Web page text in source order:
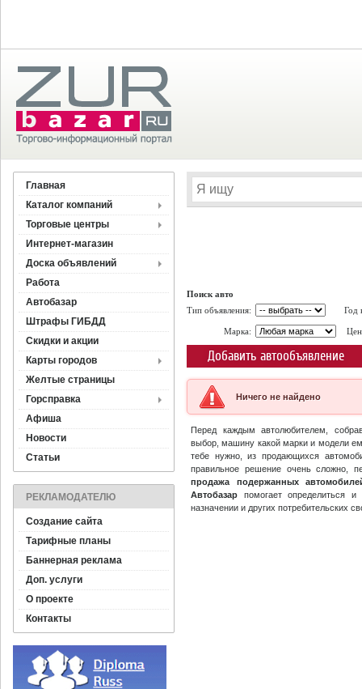
Главная
Каталог компаний
Торговые центры
Интернет-магазин
Доска объявлений
Работа
Автобазар
Штрафы ГИБДД
Скидки и акции
Карты городов
Желтые страницы
Горсправка
Афиша
Новости
Статьи
РЕКЛАМОДАТЕЛЮ
Создание сайта
Тарифные планы
Баннерная реклама
Доп. услуги
О проекте
Контакты
Поиск авто
Тип объявления:
Год
Марка:
Добавить автообъявление
Ничего не найдено
Перед каждым автолюбителем,
выбор, машину какой марки и модели
тебе нужно, из продающихся
правильное решение очень сложно,
продажа подержанных
Автобазар помогает определиться
назначении и других потребительских